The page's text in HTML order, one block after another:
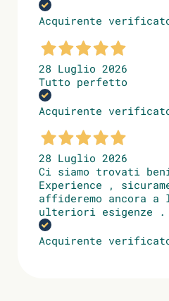
Acquirente
28 Luglio 2026
Tutto perfetto
Acquirente
28 Luglio 2026
Ci siamo trovati
Experience ,
affideremo ancora a
ulteriori esigenze .
Acquirente